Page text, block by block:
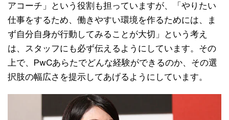
アコーチ」という役割も担っていますが、「やりたい
仕事をするため、働きやすい環境を作るためには、ま
ず自分自身が行動してみることが大切」という考え
は、スタッフにも必ず伝えるようにしています。その
上で、PwCあらたでどんな経験ができるのか、その選
択肢の幅広さを提示してあげるようにしています。